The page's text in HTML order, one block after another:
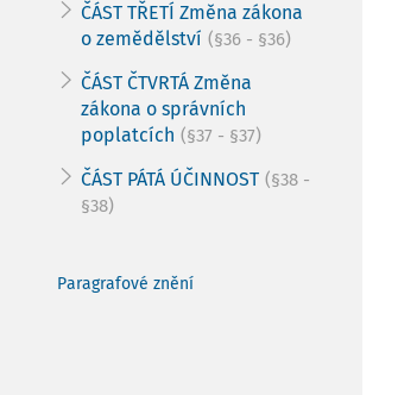
ČÁST TŘETÍ Změna zákona
o zemědělství (§36 - §36)
ČÁST ČTVRTÁ Změna
zákona o správních
poplatcích (§37 - §37)
ČÁST PÁTÁ ÚČINNOST (§38 -
§38)
Paragrafové znění